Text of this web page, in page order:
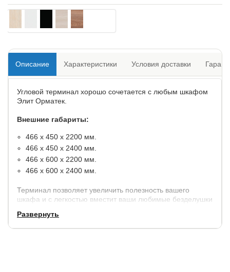
Описание Характеристики Условия доставки
Угловой терминал хорошо сочетается с любым шкафом
Элит Орматек.
Внешние габариты:
466 х 450 х 2200 мм.
466 х 450 х 2400 мм.
466 х 600 х 2200 мм.
466 х 600 х 2400 мм.
Терминал позволяет увеличить полезность вашего
шкафа и с легкостью вместит ваши любимые безделушки
Этот угловой терминал выпускается в нескольких
Развернуть